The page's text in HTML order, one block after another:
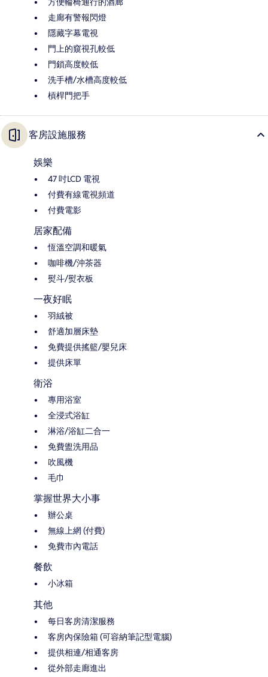
走廊有警報閃燈
隱藏字幕電視
門上的窺視孔較低
門鎖高度較低
洗手槽/水槽高度較低
槓桿門把手
客房設施服務
娛樂
47 吋LCD 電視
付費有線電視頻道
付費電影
居家配備
恆溫空調和暖氣
咖啡機/沖茶器
熨斗/熨衣板
一夜好眠
羽絨被
舒適加層床墊
免費提供搖籃/嬰兒床
提供床單
衛浴
專用浴室
全浸式浴缸
淋浴/浴缸二合一
免費盥洗用品
吹風機
毛巾
掌握世界大小事
辦公桌
無線上網 (付費)
免費市內電話
餐飲
小冰箱
其他
每日客房清潔服務
客房內保險箱 (可容納筆記型電腦)
提供相連/相通客房
從外部走廊進出